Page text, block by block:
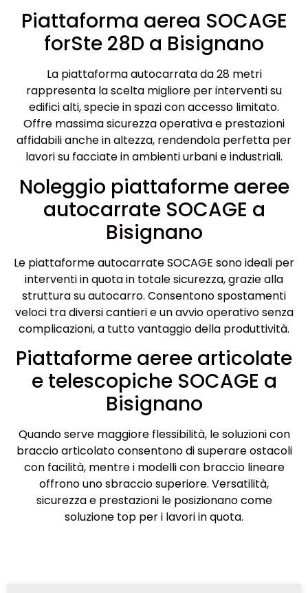
Piattaforma aerea SOCAGE
forSte 28D a Bisignano
La piattaforma autocarrata da 28 metri
rappresenta la scelta migliore per interventi su
edifici alti, specie in spazi con accesso limitato.
Offre massima sicurezza operativa e prestazioni
affidabili anche in altezza, rendendola perfetta per
lavori su facciate in ambienti urbani e industriali.
Noleggio piattaforme aeree
autocarrate SOCAGE a
Bisignano
Le piattaforme autocarrate SOCAGE sono ideali per
interventi in quota in totale sicurezza, grazie alla
struttura su autocarro. Consentono spostamenti
veloci tra diversi cantieri e un avvio operativo senza
complicazioni, a tutto vantaggio della produttività.
Piattaforme aeree articolate
e telescopiche SOCAGE a
Bisignano
Quando serve maggiore flessibilità, le soluzioni con
braccio articolato consentono di superare ostacoli
con facilità, mentre i modelli con braccio lineare
offrono uno sbraccio superiore. Versatilità,
sicurezza e prestazioni le posizionano come
soluzione top per i lavori in quota.